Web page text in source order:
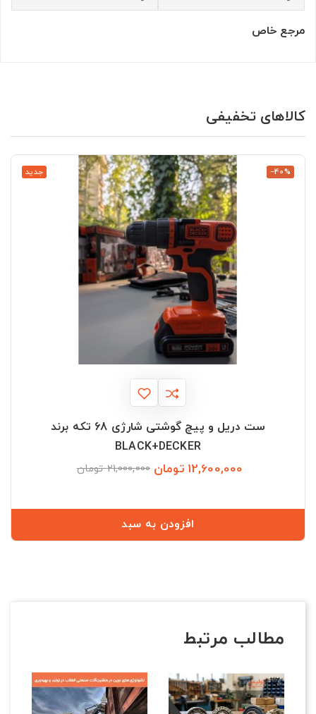
مرجع خاص
کالاهای تخفیفی
جدید ‎−40%
ست دریل و پیچ گوشتی شارژی 68 تکه برند
BLACK+DECKER
12,600,000 تومان 21,000,000 تومان
افزودن به سبد
مطالب مرتبط